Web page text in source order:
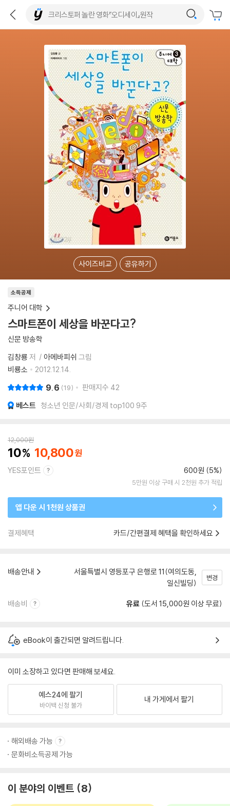
사이즈비교 공유하기
소득공제
주니어 대학
스마트폰이 세상을 바꾼다고?
신문 방송학
김창룡 저 아메바피쉬 그림
비룡소
2012.12.14.
9.6 19 판매지수 42
베스트 청소년 인문/사회/경제 top100 9주
12,000원
10 10,800
YES포인트 600원 (5%)
5만원 이상 구매 시 2천원 추가 적립
앱 다운 시 1천원 상품권
결제혜택 카드/간편결제 혜택을 확인하세요
배송안내
서울특별시 영등포구 은행로 11(여의도동,
일신빌딩)
변경
배송비 유료 (도서 15,000원 이상 무료)
eBook이 출간되면 알려드립니다.
이미 소장하고 있다면 판매해 보세요.
예스24에 팔기
바이백 신청 불가
내 가게에서 팔기
해외배송 가능
문화비소득공제 가능
이 분야의 이벤트 8